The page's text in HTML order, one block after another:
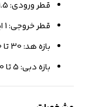
قطر ورودی: 1.5 اینچ
قطر خروجی: 1 اینچ
بازه هد: 30 تا 50 متر
بازه دبی: 5 تا 10 مترمکعب بر ساعت